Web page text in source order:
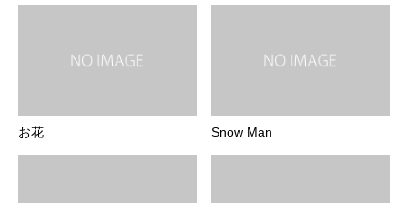
お花 Snow Man